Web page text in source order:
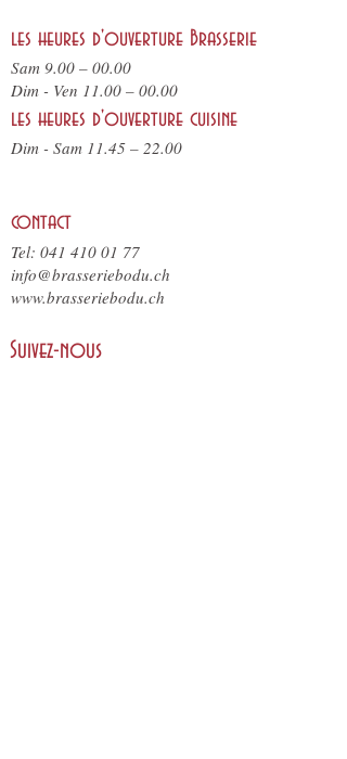
les heures d'ouverture Brasserie
Sam 9.00 – 00.00
Dim - Ven 11.00 – 00.00
les heures d'ouverture cuisine
Dim - Sam 11.45 – 22.00
contact
Tel: 041 410 01 77
info@brasseriebodu.ch
www.brasseriebodu.ch
Suivez-nous